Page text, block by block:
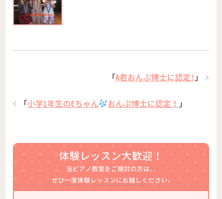
「A君おんぷ博士に認定! 」
「小学1年生のEちゃん おんぷ博士に認定！ 」
体験レッスン大歓迎！
当ピアノ教室をご検討の方は、
ぜひ一度体験レッスンにお越しください♪